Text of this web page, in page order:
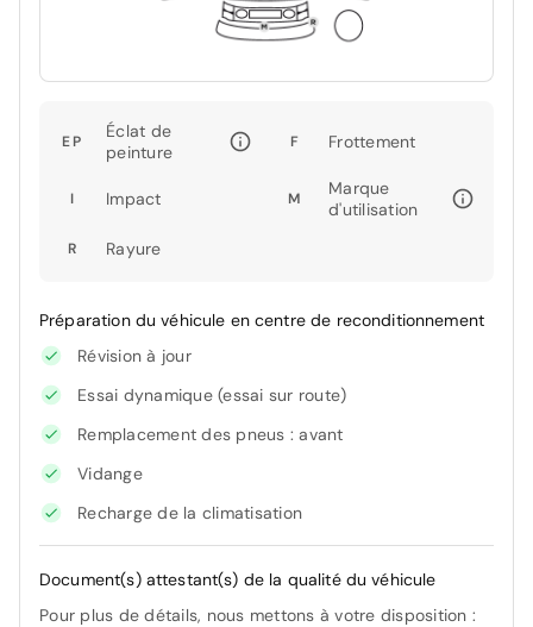
EP
Éclat de
peinture
F Frottement
I Impact M
Marque
d'utilisation
R Rayure
Préparation du véhicule en centre de reconditionnement
Révision à jour
Essai dynamique (essai sur route)
Remplacement des pneus : avant
Vidange
Recharge de la climatisation
Document(s) attestant(s) de la qualité du véhicule
Pour plus de détails, nous mettons à votre disposition :